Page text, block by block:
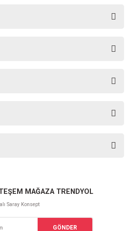
formunu kullanarak tarafımıza
görüntülenemiyor.
bulunuyor.
ilk yorumu siz yapın!
MAĞAZA TRENDYOL
Saray Konsept
GÖNDER